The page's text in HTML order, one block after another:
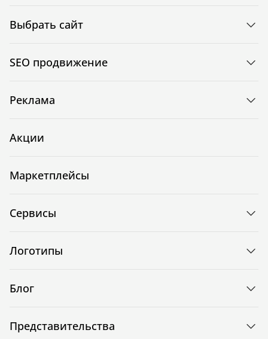
Выбрать сайт
SEO продвижение
Реклама
Акции
Маркетплейсы
Сервисы
Логотипы
Блог
Представительства